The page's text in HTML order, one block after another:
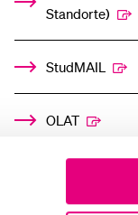
Standorte)
StudMAIL
OLAT